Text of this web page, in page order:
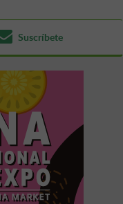
Suscríbete